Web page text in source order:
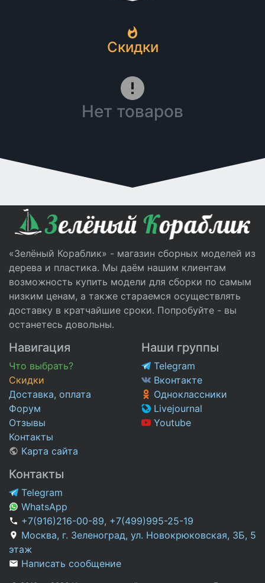
Скидки
Нет товаров
«Зелёный Кораблик» - магазин сборных моделей из
дерева и пластика. Мы даём нашим клиентам
возможность купить модели для сборки по самым
низким ценам, а также стараемся осуществлять
доставку в кратчайшие сроки. Попробуйте - вы
останетесь довольны.
Навигация
Что выбрать?
Скидки
Доставка, оплата
Форум
Отзывы
Контакты
Карта сайта
Наши группы
Telegram
Вконтакте
Одноклассники
Livejournal
Youtube
Контакты
Telegram
WhatsApp
+7(916)216-00-89, +7(499)995-25-19
Москва, г. Зеленоград, ул. Новокрюковская, 3Б, 5
этаж
Написать сообщение